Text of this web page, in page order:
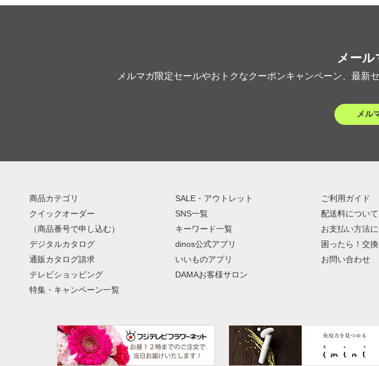
メー
メルマガ限定セールやおトクなクーポンキャンペーン、最新
メル
商品カテゴリ
クイックオーダー
（商品番号で申し込む）
デジタルカタログ
通販カタログ請求
テレビショッピング
特集・キャンペーン一覧
SALE・アウトレット
SNS一覧
キーワード一覧
dinos公式アプリ
いいものアプリ
DAMAお客様サロン
ご利用ガイド
配送料について
お支払い方法
困ったら！交
お問い合わせ